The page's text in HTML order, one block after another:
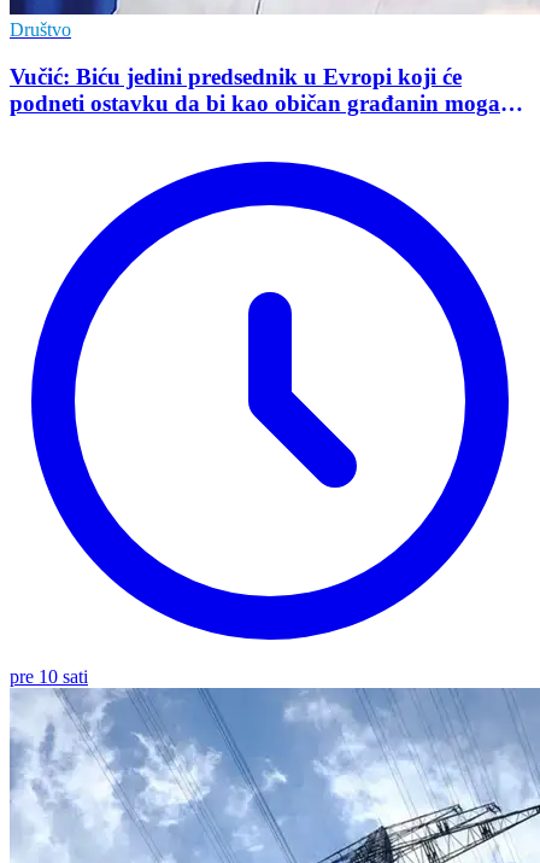
Društvo
Vučić: Biću jedini predsednik u Evropi koji će
podneti ostavku da bi kao običan građanin mogao
pre 10 sati